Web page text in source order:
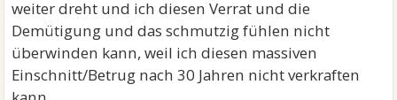
weiter dreht und ich diesen Verrat und die
Demütigung und das schmutzig fühlen nicht
überwinden kann, weil ich diesen massiven
Einschnitt/Betrug nach 30 Jahren nicht verkraften